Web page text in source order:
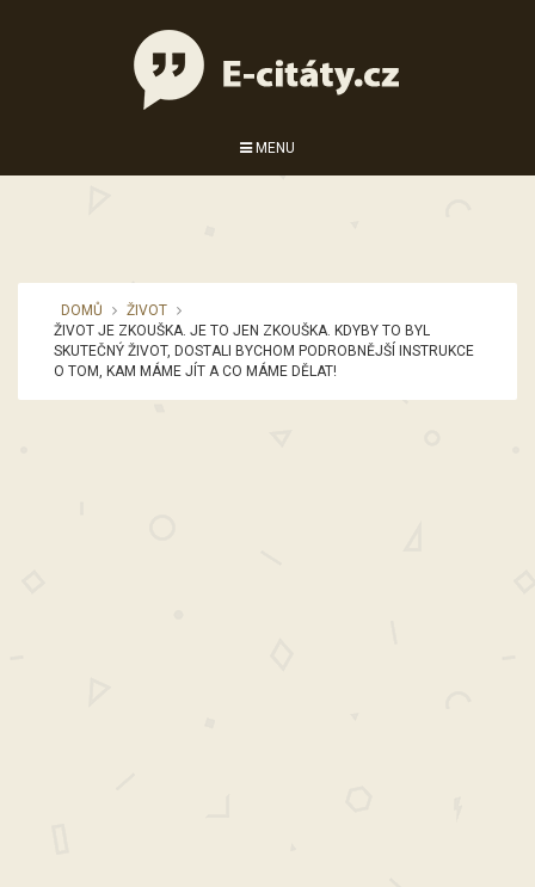
MENU
DOMŮ
ŽIVOT
ŽIVOT JE ZKOUŠKA. JE TO JEN ZKOUŠKA. KDYBY TO BYL
SKUTEČNÝ ŽIVOT, DOSTALI BYCHOM PODROBNĚJŠÍ INSTRUKCE
O TOM, KAM MÁME JÍT A CO MÁME DĚLAT!